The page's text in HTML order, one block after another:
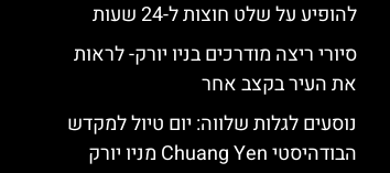
להופיע על שלט חוצות ל-24 שעות
סיורי ריצה מודרכים בניו יורק- לראות
את העיר בקצב אחר
נוסעים לגלות שלווה: יום טיול למקדש
הבודהיסטי Chuang Yen מניו יורק